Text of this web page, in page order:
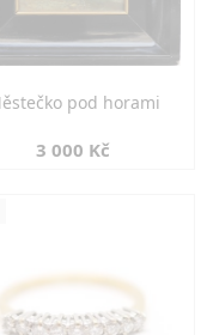
pod horami
3 000 Kč